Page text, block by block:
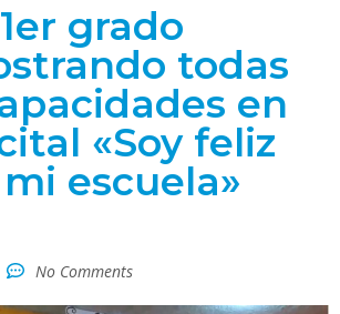
1er grado
todas
en
«Soy feliz
escuela»
No Comments